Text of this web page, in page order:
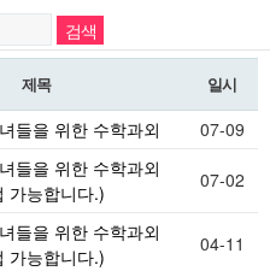
제목 일시
들을 위한 수학과외 07-09
들을 위한 수학과외
가능합니다.)
07-02
들을 위한 수학과외
가능합니다.)
04-11